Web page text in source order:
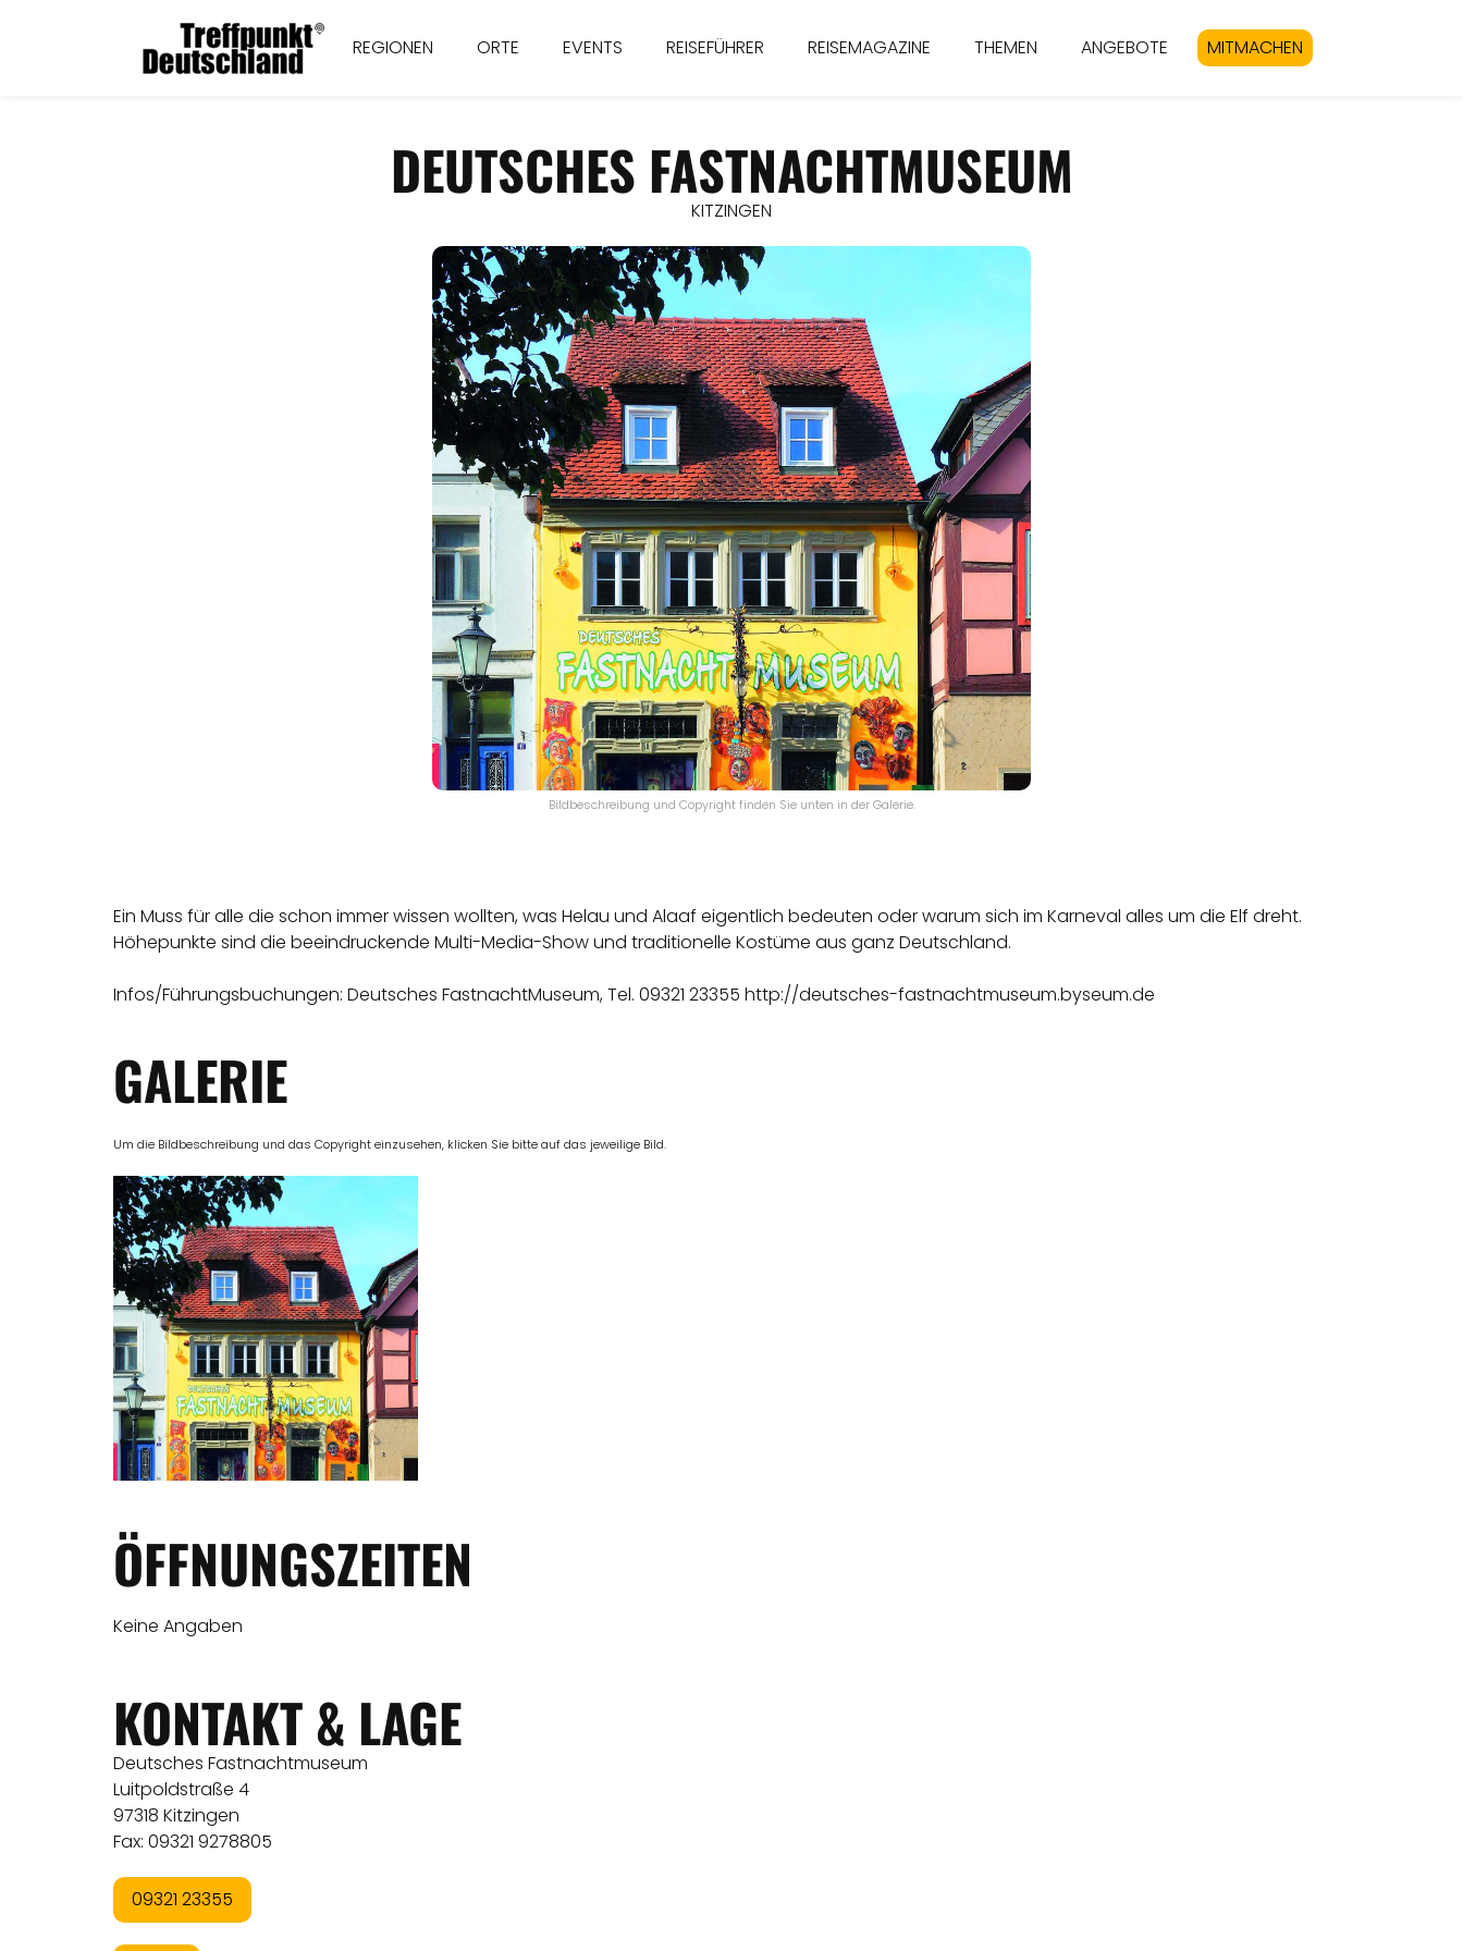
REGIONEN ORTE EVENTS REISEFÜHRER REISEMAGAZINE THEMEN ANGEBOTE MITMACHEN
DEUTSCHES FASTNACHTMUSEUM
KITZINGEN
Bildbeschreibung und Copyright finden Sie unten in der Galerie.
Ein Muss für alle die schon immer wissen wollten, was Helau und Alaaf eigentlich bedeuten oder warum sich im Karneval alles um die Elf dreht.
Höhepunkte sind die beeindruckende Multi-Media-Show und traditionelle Kostüme aus ganz Deutschland.
Infos/Führungsbuchungen: Deutsches FastnachtMuseum, Tel. 09321 23355 http://deutsches-fastnachtmuseum.byseum.de
GALERIE
Um die Bildbeschreibung und das Copyright einzusehen, klicken Sie bitte auf das jeweilige Bild.
ÖFFNUNGSZEITEN
Keine Angaben
KONTAKT & LAGE
Deutsches Fastnachtmuseum
Luitpoldstraße 4
97318 Kitzingen
Fax: 09321 9278805
09321 23355